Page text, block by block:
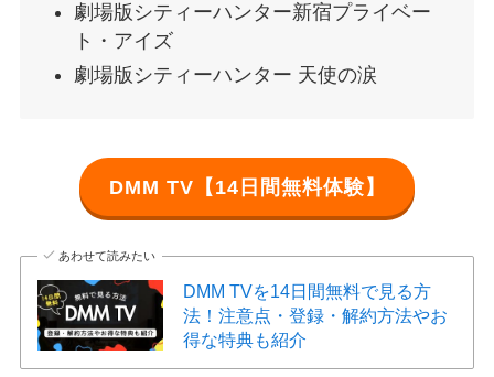
劇場版シティーハンター新宿プライベー
ト・アイズ
劇場版シティーハンター 天使の涙
DMM TV【14日間無料体験】
あわせて読みたい
DMM TVを14日間無料で見る方
法！注意点・登録・解約方法やお
得な特典も紹介